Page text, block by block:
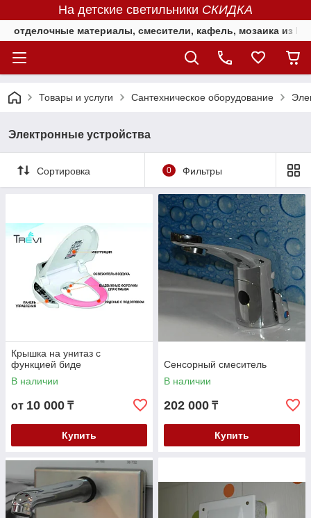
На детские светильники СКИДКА
отделочные материалы, смесители, кафель, мозаика из
Товары и услуги Сантехническое оборудование
Электронные устройства
Сортировка 0 Фильтры
Крышка на унитаз с
функцией биде
В наличии
от 10 000 ₸
Купить
Сенсорный смеситель
В наличии
202 000 ₸
Купить